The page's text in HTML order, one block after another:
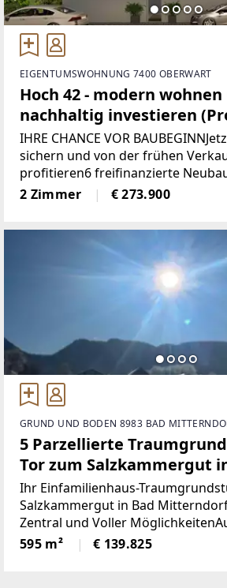
EIGENTUMSWOHNUNG 7400 OBERWART
Hoch 42 - modern
nachhaltig investieren
IHRE CHANCE VOR
sichern und von der frühen
profitieren6 freifinanzierte
m² bis 68 m²Alle Wohnungen
2 Zimmer € 273.900
GRUND UND BODEN 8983 BAD
5 Parzellierte
Tor zum Salzkammergut
Mitterndorf - naturnah,
voller Möglichkeiten
Ihr Einfamilienhaus-
Salzkammergut in Bad
Zentral und Voller
touristische Vermietung ist nach
Gemeinde möglich.Die Loipe und
595 m² € 139.825